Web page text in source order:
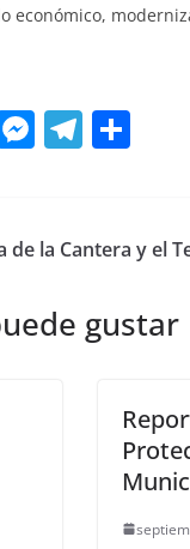
económico,
M
e
g
T
gr
m
p
tir
de la Cantera y el
gustar